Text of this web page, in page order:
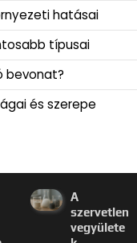
hatásai
típusai
bevonat?
és szerepe
A
szervetlen
vegyülete